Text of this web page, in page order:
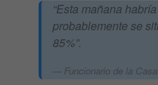
“Esta mañana
probablemente se
85%”.
Funcionario de la